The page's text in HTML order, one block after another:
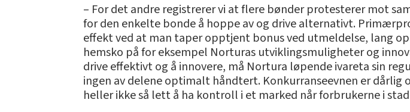
– For det andre registrerer vi at flere bønder protesterer mot
for den enkelte bonde å hoppe av og drive alternativt.
effekt ved at man taper opptjent bonus ved utmeldelse, lang
hemsko på for eksempel Norturas utviklingsmuligheter og
drive effektivt og å innovere, må Nortura løpende ivareta sin
ingen av delene optimalt håndtert. Konkurranseevnen er
heller ikke så lett å ha kontroll i et marked når forbrukerne i